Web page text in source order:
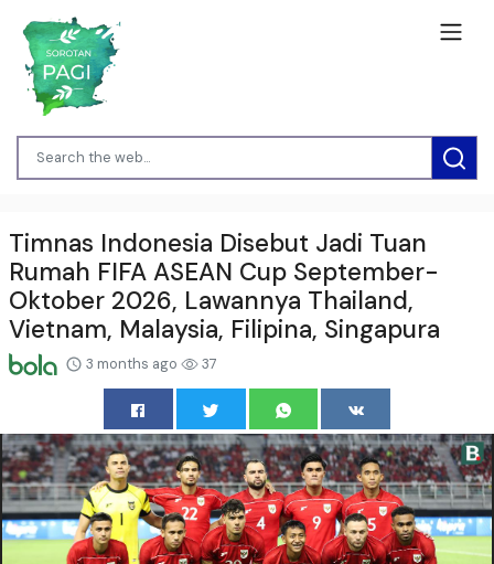
Timnas Indonesia Disebut Jadi Tuan
Rumah FIFA ASEAN Cup September-
Oktober 2026, Lawannya Thailand,
Vietnam, Malaysia, Filipina, Singapura
3 months ago 37